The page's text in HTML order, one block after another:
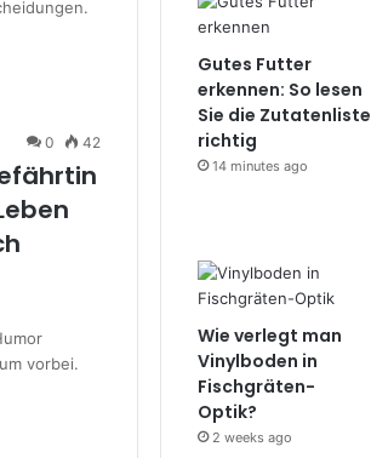
0 42
vorbei.
Gutes Futter
erkennen: So lesen
Sie die Zutatenliste
richtig
14 minutes ago
Wie verlegt man
Vinylboden in
Fischgräten-
Optik?
2 weeks ago